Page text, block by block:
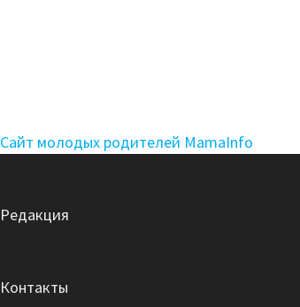
Сайт молодых родителей MamaInfo
Редакция
Контакты